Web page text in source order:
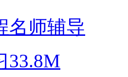
名师辅导
33.8M